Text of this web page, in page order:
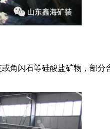
角闪石等硅酸盐矿物，部分